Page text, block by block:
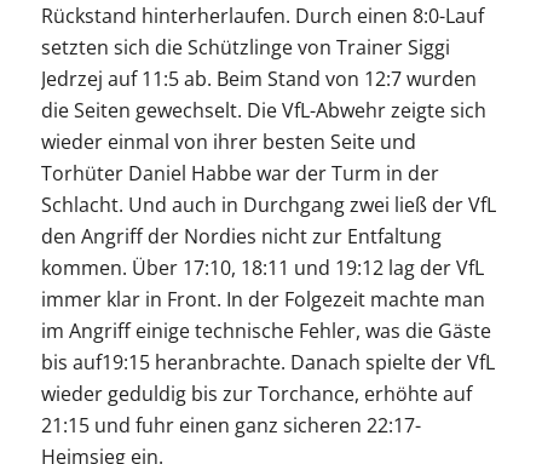
Rückstand hinterherlaufen. Durch einen 8:0-Lauf
setzten sich die Schützlinge von Trainer Siggi
Jedrzej auf 11:5 ab. Beim Stand von 12:7 wurden
die Seiten gewechselt. Die VfL-Abwehr zeigte sich
wieder einmal von ihrer besten Seite und
Torhüter Daniel Habbe war der Turm in der
Schlacht. Und auch in Durchgang zwei ließ der VfL
den Angriff der Nordies nicht zur Entfaltung
kommen. Über 17:10, 18:11 und 19:12 lag der VfL
immer klar in Front. In der Folgezeit machte man
im Angriff einige technische Fehler, was die Gäste
bis auf19:15 heranbrachte. Danach spielte der VfL
wieder geduldig bis zur Torchance, erhöhte auf
21:15 und fuhr einen ganz sicheren 22:17-
Heimsieg ein.